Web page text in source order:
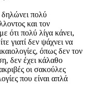
πολύ
και τον
ότι πολύ λίγα κάνει,
γιατί δεν ψάχνει να
όπως δεν τον
δεν έχει κάλαθο
οι σακούλες
που είναι απλά